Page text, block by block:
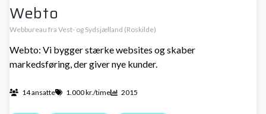
Webto
Webbureau fra Vest- og Sydsjælland (Roskilde)
Webto: Vi bygger stærke websites og skaber
markedsføring, der giver nye kunder.
14 ansatte 1.000 kr./time 2015